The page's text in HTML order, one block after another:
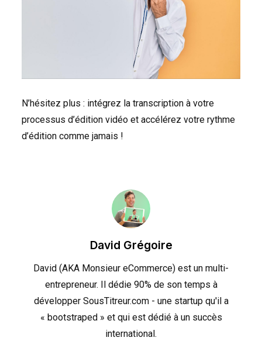
N’hésitez plus : intégrez la transcription à votre
processus d’édition vidéo et accélérez votre rythme
d’édition comme jamais !
David Grégoire
David (AKA Monsieur eCommerce) est un multi-
entrepreneur. Il dédie 90% de son temps à
développer SousTitreur.com - une startup qu'il a
« bootstraped » et qui est dédié à un succès
international.